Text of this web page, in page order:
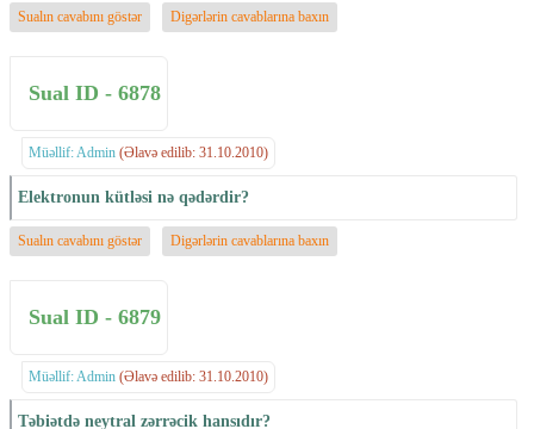
Sualın cavabını göstər Digərlərin cavablarına baxın
Sual ID - 6878
Müəllif: Admin (Əlavə edilib: 31.10.2010)
Elektronun kütləsi nə qədərdir?
Sualın cavabını göstər Digərlərin cavablarına baxın
Sual ID - 6879
Müəllif: Admin (Əlavə edilib: 31.10.2010)
Təbiətdə neytral zərrəcik hansıdır?